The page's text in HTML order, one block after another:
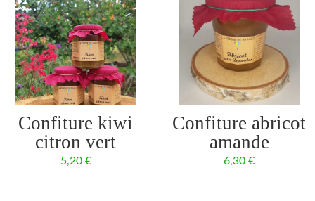
Confiture kiwi
citron vert
5,20 €
Confiture abricot
amande
6,30€